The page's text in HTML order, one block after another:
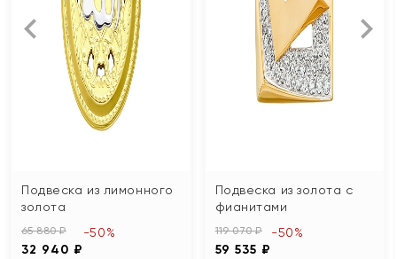
Подвеска из лимонного
золота
65 880 ₽
32 940 ₽
-50%
Подвеска из золота с
фианитами
119 070 ₽
59 535 ₽
-50%